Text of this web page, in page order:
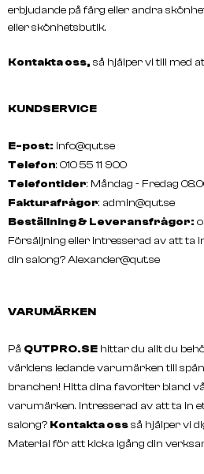
Hand & Fotcreme 100ml
erbjudande på färg eller andra
eller skönhetsbutik.
Kontakta oss, så hjälper vi till med
KUNDSERVICE
E-post: info@qut.se
Telefon: 010 55 11 900
Telefontider: Måndag - Fredag
Fakturafrågor: admin@qut.se
Beställning & Leveransfrågor:
Försäljning eller intresserad av att ta
din salong?Alexander@qut.se
VARUMÄRKEN
På QUTPRO.SE hittar du allt du
världens ledande varumärken till
branchen! Hitta dina favoriter bland
varumärken. Intresserad av att ta in
salong? Kontakta ossså hjälper vi
Material för att kicka igång din